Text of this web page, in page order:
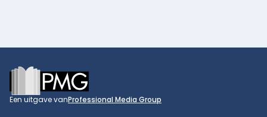
Footer
Een uitgave vanProfessional Media Group